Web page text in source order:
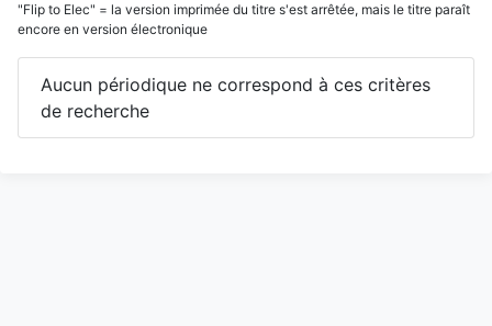
"Flip to Elec" = la version imprimée du titre s'est arrêtée, mais le titre paraît
encore en version électronique
Aucun périodique ne correspond à ces critères
de recherche